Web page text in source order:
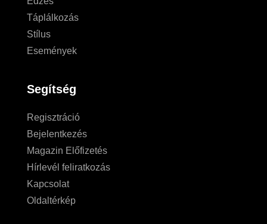
Táplálkozás
Stílus
Események
Segítség
Regisztráció
Bejelentkezés
Magazin Előfizetés
Hírlevél feliratkozás
Kapcsolat
Oldaltérkép